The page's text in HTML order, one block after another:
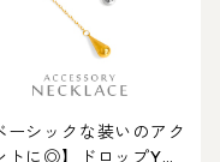
ーシックな装いのアク
トに◎】ドロップY字